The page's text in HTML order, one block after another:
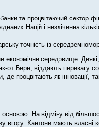
та процвітаючий сектор
Націй і незліченна
точність із
середовище.
от Берн, віддають перевагу
процвітають як інновації, так
На відміну від
вгору. Кантони мають власні